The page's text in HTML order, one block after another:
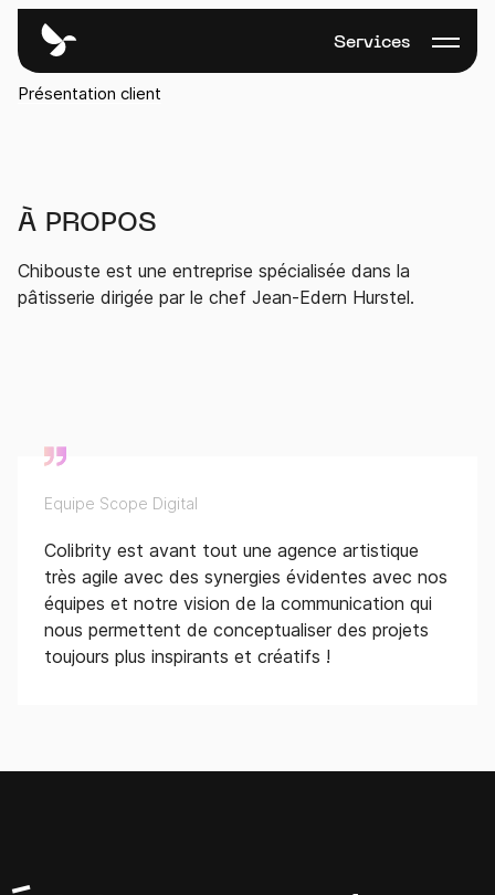
Services
Chibouste
Présentation client
À PROPOS
Chibouste est une entreprise spécialisée dans la
pâtisserie dirigée par le chef Jean-Edern Hurstel.
Equipe Scope Digital
Colibrity est avant tout une agence artistique
très agile avec des synergies évidentes avec nos
équipes et notre vision de la communication qui
nous permettent de conceptualiser des projets
toujours plus inspirants et créatifs !